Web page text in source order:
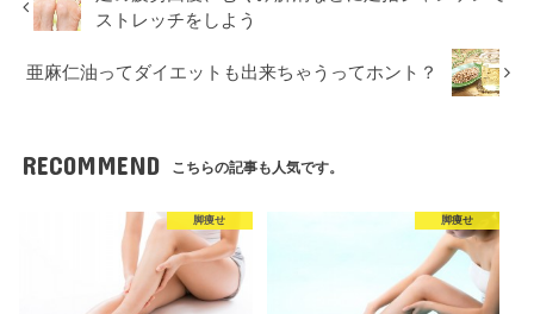
ストレッチをしよう
亜麻仁油ってダイエットも出来ちゃうってホント？
RECOMMEND こちらの記事も人気です。
脚痩せ 脚痩せ